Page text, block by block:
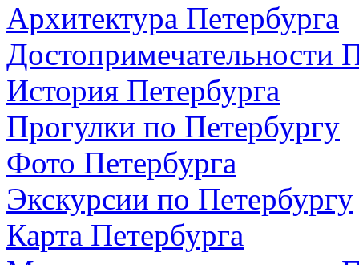
Архитектура Петербурга
Достопримечательности
История Петербурга
Прогулки по Петербургу
Фото Петербурга
Экскурсии по Петербургу
Карта Петербурга